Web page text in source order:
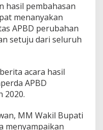
hasil pembahasan
menanyakan
APBD perubahan
setuju dari seluruh
acara hasil
APBD
2020.
MM Wakil Bupati
menyampaikan